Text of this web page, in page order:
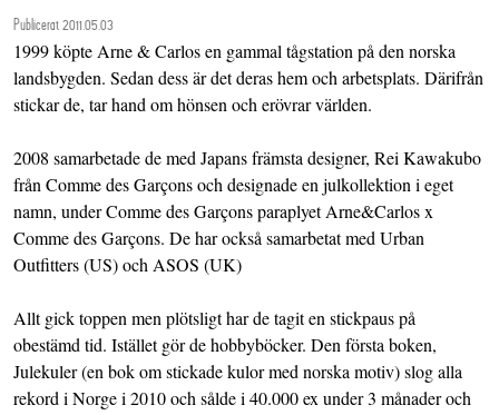
Publicerat 2011.05.03
1999 köpte Arne & Carlos en gammal tågstation på den norska
landsbygden. Sedan dess är det deras hem och arbetsplats. Därifrån
stickar de, tar hand om hönsen och erövrar världen.
2008 samarbetade de med Japans främsta designer, Rei Kawakubo
från Comme des Garçons och designade en julkollektion i eget
namn, under Comme des Garçons paraplyet Arne&Carlos x
Comme des Garçons. De har också samarbetat med Urban
Outfitters (US) och ASOS (UK)
Allt gick toppen men plötsligt har de tagit en stickpaus på
obestämd tid. Istället gör de hobbyböcker. Den första boken,
Julekuler (en bok om stickade kulor med norska motiv) slog alla
rekord i Norge i 2010 och sålde i 40.000 ex under 3 månader och